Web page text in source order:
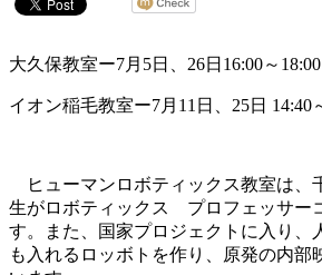
大久保教室ー7月5日、26日16:00～18:00
イオン稲毛教室ー7月11日、25日 14:40
ヒューマンロボティックス教室は、
生がロボティックス プロフェッサー
す。また、国家プロジェクトに入り、
も入れるロッボトを作り、原発の内部